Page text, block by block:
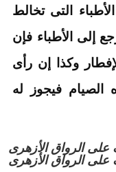
التى تخالط
إلى الأطباء فإن
وكذا إن رأى
فيجوز له
على الرواق الأزهرى